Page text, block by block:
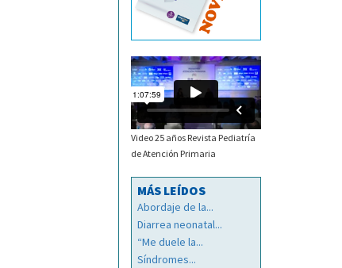
Video 25 años Revista Pediatría
de Atención Primaria
MÁS LEÍDOS
Abordaje de la...
Diarrea neonatal...
“Me duele la...
Síndromes...